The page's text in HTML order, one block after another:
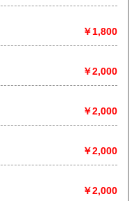
￥1,800
￥2,000
￥2,000
￥2,000
￥2,000